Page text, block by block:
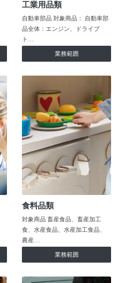
工業用品類
自動車部品 対象商品： 自動車部
品全体：エンジン、ドライブ
ト…
業務範囲
食料品類
対象商品 畜産食品、畜産加工
食、水産食品、水産加工食品、
農産…
業務範囲